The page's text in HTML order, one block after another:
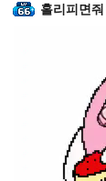
홀리피면줘